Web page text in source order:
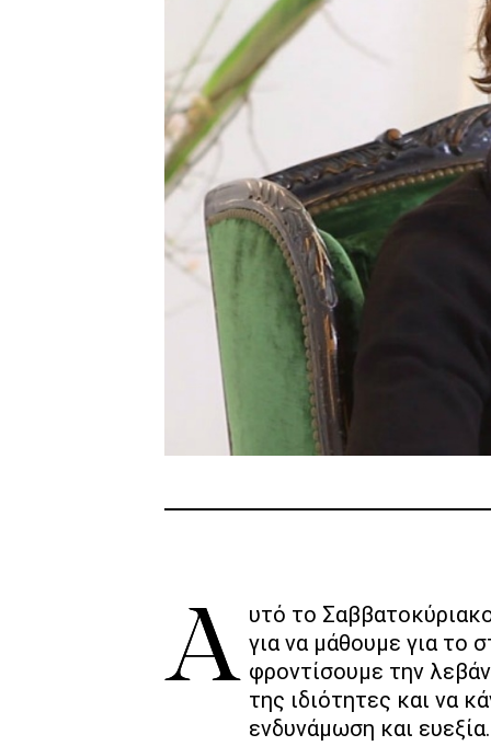
Αυτό το Σαββατοκύριακο καθόμαστε σπίτι και βλέπουμε Join Us, για να μάθουμε για το
φροντίσουμε την
της ιδιότητες και να
ενδυνάμωση και ευεξία.